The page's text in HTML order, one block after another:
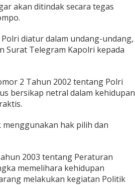
akan ditindak secara tegas
diatur dalam undang-undang,
Surat Telegram Kapolri kepada
2 Tahun 2002 tentang Polri
bersikap netral dalam kehidupan
menggunakan hak pilih dan
2003 tentang Peraturan
memelihara kehidupan
melakukan kegiatan Politik